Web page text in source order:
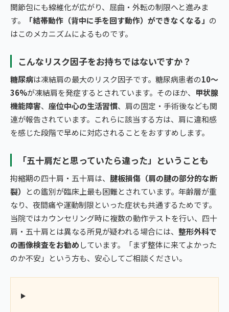
関節包にも線維化が広がり、屈曲・外転の制限へと進みま
す。
「結帯動作（背中に手を回す動作）ができなくなる」 の
はこのメカニズムによるものです。
こんなリスク因子をお持ちではないですか？
糖尿病は凍結肩の最大のリスク因子です。糖尿病患者の10〜
36%が凍結肩を発症するとされています。そのほか、 甲状腺
機能障害、 座位中心の生活習慣、肩の固定・手術後なども関
連が報告されています。これらに該当する方は、肩に違和感
を感じた段階で早めに対応されることをおすすめします。
「五十肩だと思っていたら違った」ということも
拘縮期の四十肩・五十肩は、 腱板損傷（肩の腱の部分的な断
裂）
との鑑別が臨床上最も困難とされています。年齢層が重
なり、夜間痛や運動制限といった症状も共通するためです。
当院ではカウンセリング時に複数の動作テストを行い、四十
肩・五十肩とは異なる所見が疑われる場合には、 整形外科で
の画像検査をお勧めしています。「まず整体に来てよかった
のか不安」という方も、安心してご相談ください。